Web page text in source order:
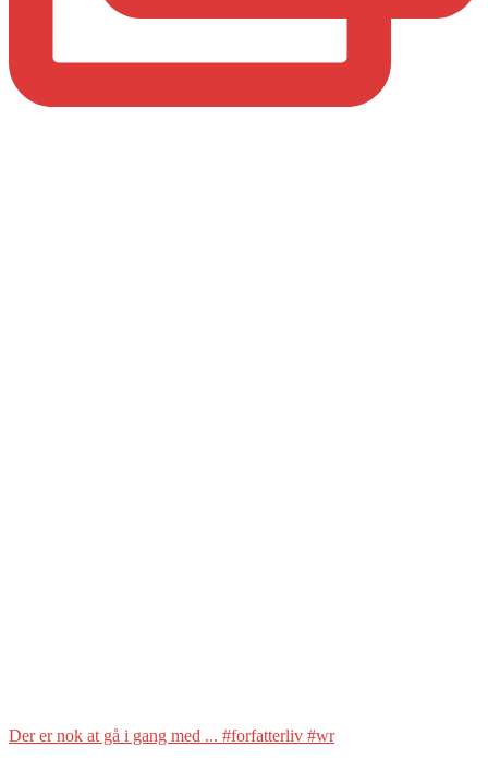
Der er nok at gå i gang med ... #forfatterliv #wr